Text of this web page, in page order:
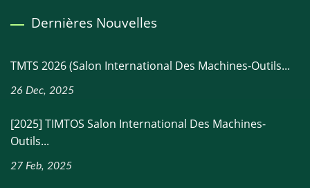
Dernières Nouvelles
TMTS 2026 (Salon International Des Machines-Outils...
26 Dec, 2025
[2025] TIMTOS Salon International Des Machines-
Outils...
27 Feb, 2025